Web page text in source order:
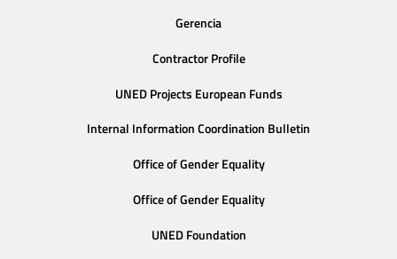
Gerencia
Contractor Profile
UNED Projects European Funds
Internal Information Coordination Bulletin
Office of Gender Equality
Office of Gender Equality
UNED Foundation